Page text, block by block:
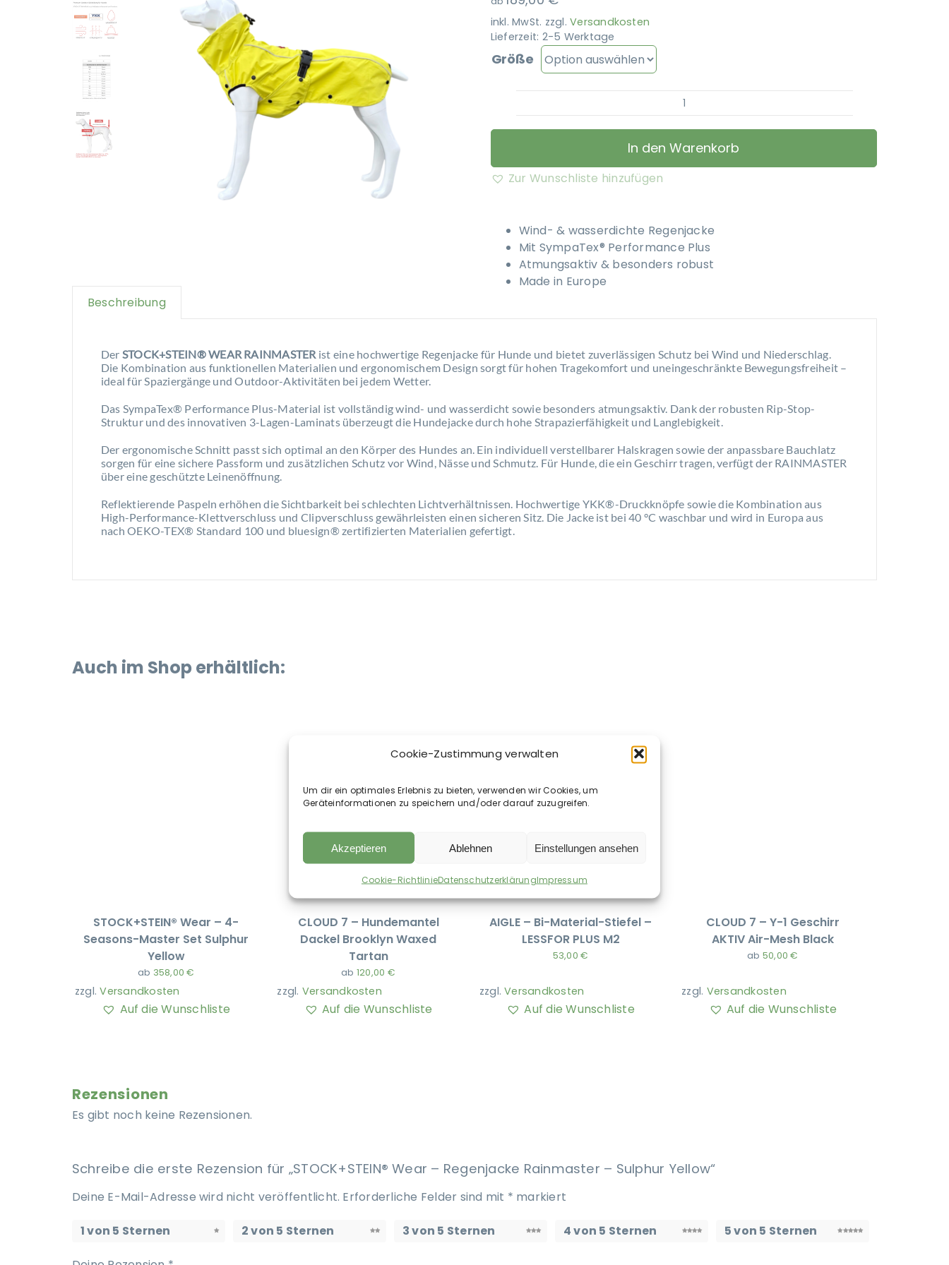
Cookie-Zustimmung verwalten
Um dir ein optimales Erlebnis zu bieten, verwenden wir Cookies, um
Geräteinformationen zu speichern und/oder darauf zuzugreifen.
Akzeptieren Ablehnen Einstellungen ansehen
Cookie-RichtlinieDatenschutzerklärungImpressum
inkl. MwSt. zzgl.Versandkosten
Lieferzeit: 2-5 Werktage
Größe
STOCK+STEIN®
Wear
-
Yellow
Menge
In den Warenkorb
Zur Wunschliste hinzufügen
Wind- & wasserdichte Regenjacke
Mit SympaTex® Performance Plus
Atmungsaktiv & besonders robust
Made in Europe
Beschreibung
Der STOCK+STEIN® WEAR RAINMASTER ist eine hochwertige Regenjacke für Hunde und bietet zuverlässigen Schutz bei Wind und Niederschlag.
Die Kombination aus funktionellen Materialien und ergonomischem Design sorgt für hohen Tragekomfort und uneingeschränkte Bewegungsfreiheit –
ideal für Spaziergänge und Outdoor-Aktivitäten bei jedem Wetter.
Das SympaTex® Performance Plus-Material ist vollständig wind- und wasserdicht sowie besonders atmungsaktiv. Dank der robusten Rip-Stop-
Struktur und des innovativen 3-Lagen-Laminats überzeugt die Hundejacke durch hohe Strapazierfähigkeit und Langlebigkeit.
Der ergonomische Schnitt passt sich optimal an den Körper des Hundes an. Ein individuell verstellbarer Halskragen sowie der anpassbare Bauchlatz
sorgen für eine sichere Passform und zusätzlichen Schutz vor Wind, Nässe und Schmutz. Für Hunde, die ein Geschirr tragen, verfügt der RAINMASTER
über eine geschützte Leinenöffnung.
Reflektierende Paspeln erhöhen die Sichtbarkeit bei schlechten Lichtverhältnissen. Hochwertige YKK®-Druckknöpfe sowie die Kombination aus
High-Performance-Klettverschluss und Clipverschluss gewährleisten einen sicheren Sitz. Die Jacke ist bei 40 °C waschbar und wird in Europa aus
nach OEKO-TEX® Standard 100 und bluesign® zertifizierten Materialien gefertigt.
Auch im Shop erhältlich:
STOCK+STEIN® Wear – 4-
Seasons-Master Set Sulphur
Yellow
ab 358,00€
zzgl.Versandkosten
Auf die Wunschliste
CLOUD 7 – Hundemantel
Dackel Brooklyn Waxed
Tartan
ab 120,00 €
zzgl. Versandkosten
Auf die Wunschliste
AIGLE – Bi-Material-Stiefel –
LESSFOR PLUS M2
53,00€
zzgl.Versandkosten
Auf die Wunschliste
CLOUD 7 – Y-1 Geschirr
AKTIV Air-Mesh Black
ab 50,00€
zzgl. Versandkosten
Auf die Wunschliste
Rezensionen
Es gibt noch keine Rezensionen.
Schreibe die erste Rezension für „STOCK+STEIN® Wear – Regenjacke Rainmaster – Sulphur Yellow“
Deine E-Mail-Adresse wird nicht veröffentlicht. Erforderliche Felder sind mit * markiert
1 von 5 Sternen 2 von 5 Sternen 3 von 5 Sternen 4 von 5 Sternen 5 von 5 Sternen